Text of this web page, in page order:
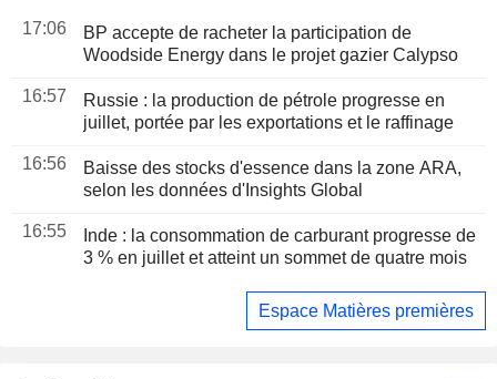
17:06
BP accepte de racheter la participation de
Woodside Energy dans le projet gazier Calypso
16:57
Russie : la production de pétrole progresse en
juillet, portée par les exportations et le raffinage
16:56
Baisse des stocks d'essence dans la zone ARA,
selon les données d'Insights Global
16:55
Inde : la consommation de carburant progresse de
3 % en juillet et atteint un sommet de quatre mois
Espace Matières premières